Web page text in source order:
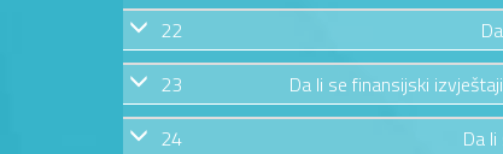
22
23
Da li se finansijski
24
Da